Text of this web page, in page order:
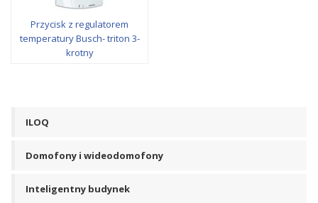
Przycisk z regulatorem
temperatury Busch- triton 3-
krotny
ILOQ
Domofony i wideodomofony
Inteligentny budynek